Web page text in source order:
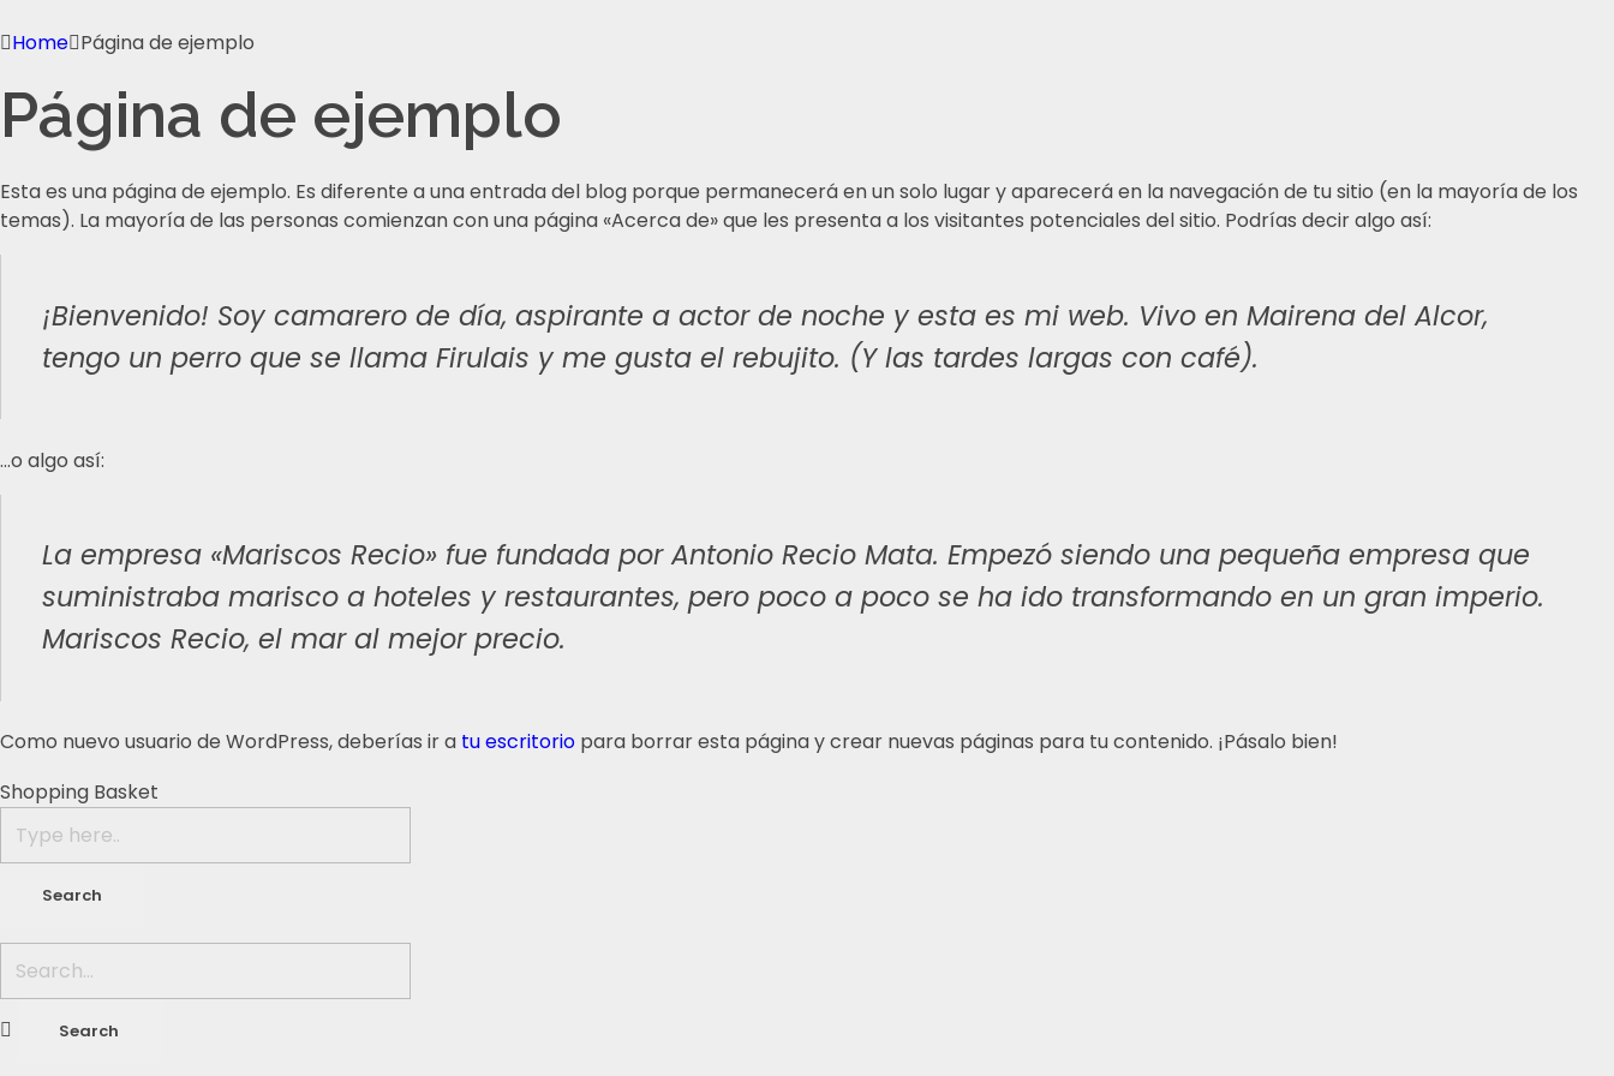
Home Página de ejemplo
Página de ejemplo
Esta es una página de ejemplo. Es diferente a una entrada del blog porque permanecerá en un solo lugar y aparecerá en la navegación de tu sitio (en la mayoría de los
temas). La mayoría de las personas comienzan con una página «Acerca de» que les presenta a los visitantes potenciales del sitio. Podrías decir algo así:
¡Bienvenido! Soy camarero de día, aspirante a actor de noche y esta es mi web. Vivo en Mairena del Alcor,
tengo un perro que se llama Firulais y me gusta el rebujito. (Y las tardes largas con café).
…o algo así:
La empresa «Mariscos Recio» fue fundada por Antonio Recio Mata. Empezó siendo una pequeña empresa que
suministraba marisco a hoteles y restaurantes, pero poco a poco se ha ido transformando en un gran imperio.
Mariscos Recio, el mar al mejor precio.
Como nuevo usuario de WordPress, deberías ir a tu escritorio para borrar esta página y crear nuevas páginas para tu contenido. ¡Pásalo bien!
Shopping Basket